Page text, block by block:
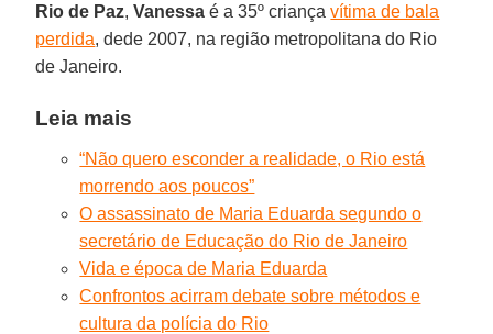
Rio de Paz,Vanessa é a 35º criançavítima de bala
perdida, dede 2007, na região metropolitana do Rio
de Janeiro.
Leia mais
“Não quero esconder a realidade, o Rio está
morrendo aos poucos”
O assassinato de Maria Eduarda segundo o
secretário de Educação do Rio de Janeiro
Vida e época de Maria Eduarda
Confrontos acirram debate sobre métodos e
cultura da polícia do Rio